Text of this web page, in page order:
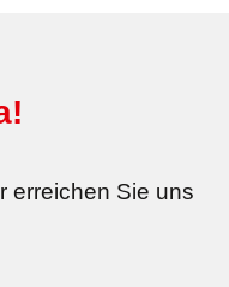
erreichen Sie uns